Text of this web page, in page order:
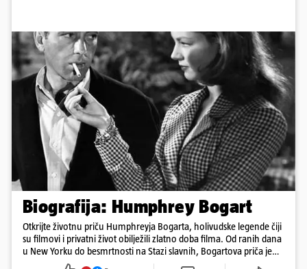
Biografija: Humphrey Bogart
Otkrijte životnu priču Humphreyja Bogarta, holivudske legende čiji
su filmovi i privatni život obilježili zlatno doba filma. Od ranih dana
u New Yorku do besmrtnosti na Stazi slavnih, Bogartova priča je
saga o borbi, ljubavi, buntovništvu i umjetnosti.